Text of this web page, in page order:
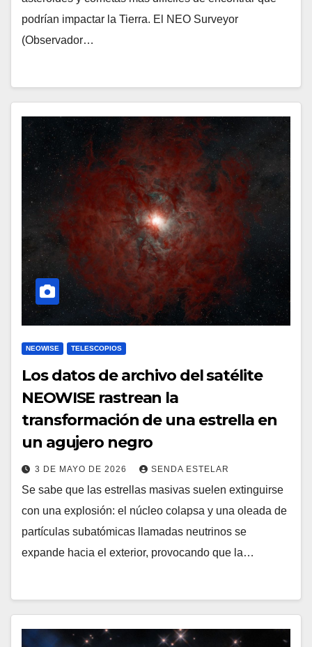
podrían impactar la Tierra. El NEO Surveyor
(Observador…
NEOWISE TELESCOPIOS
Los datos de archivo del satélite
NEOWISE rastrean la
transformación de una estrella en
un agujero negro
3 DE MAYO DE 2026 SENDA ESTELAR
Se sabe que las estrellas masivas suelen extinguirse
con una explosión: el núcleo colapsa y una oleada de
partículas subatómicas llamadas neutrinos se
expande hacia el exterior, provocando que la…